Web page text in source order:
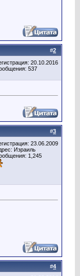
#2
20.10.2016
537
#3
23.06.2009
Израиль
1,245
#4